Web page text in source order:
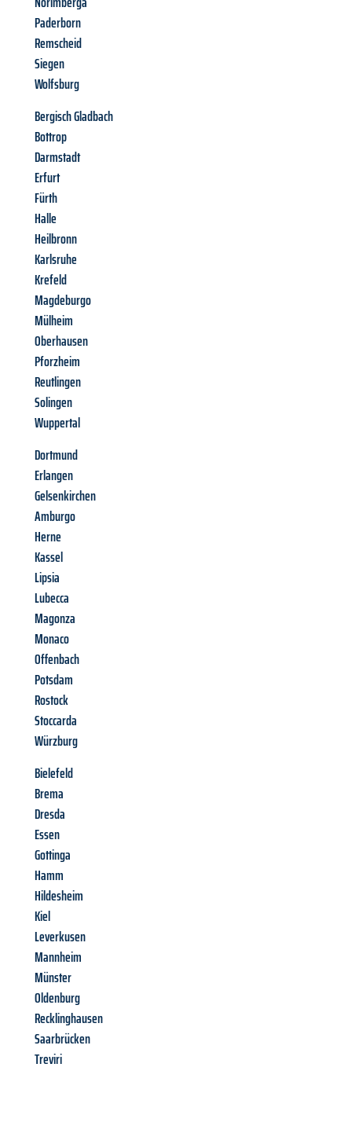
Paderborn
Remscheid
Siegen
Wolfsburg
Bergisch Gladbach
Bottrop
Darmstadt
Erfurt
Fürth
Halle
Heilbronn
Karlsruhe
Krefeld
Magdeburgo
Mülheim
Oberhausen
Pforzheim
Reutlingen
Solingen
Wuppertal
Dortmund
Erlangen
Gelsenkirchen
Amburgo
Herne
Kassel
Lipsia
Lubecca
Magonza
Monaco
Offenbach
Potsdam
Rostock
Stoccarda
Würzburg
Bielefeld
Brema
Dresda
Essen
Gottinga
Hamm
Hildesheim
Kiel
Leverkusen
Mannheim
Münster
Oldenburg
Recklinghausen
Saarbrücken
Treviri